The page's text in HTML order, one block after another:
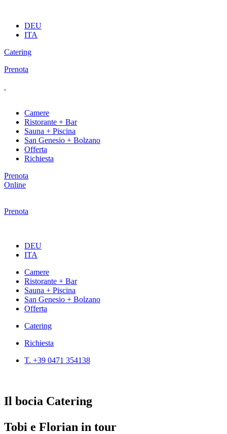
DEU
ITA
Catering
Prenota
Camere
Ristorante + Bar
Sauna + Piscina
San Genesio + Bolzano
Offerta
Richiesta
Prenota
Online
Prenota
DEU
ITA
Camere
Ristorante + Bar
Sauna + Piscina
San Genesio + Bolzano
Offerta
Catering
Richiesta
T. +39 0471 354138
Il bocia Catering
Tobi e Florian in tour